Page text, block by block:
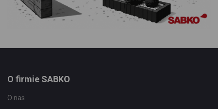
O firmie SABKO
O nas